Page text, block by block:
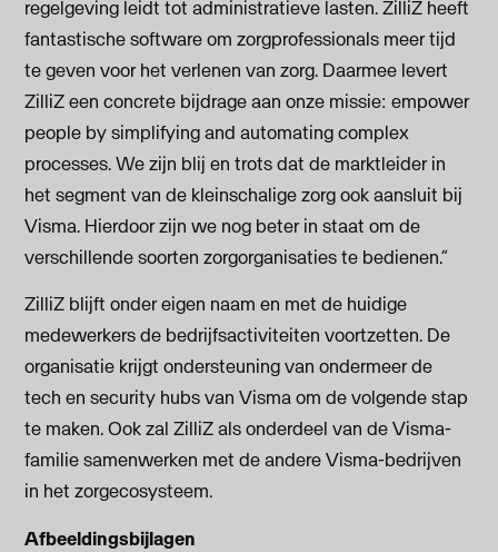
regelgeving leidt tot administratieve lasten. ZilliZ heeft
fantastische software om zorgprofessionals meer tijd
te geven voor het verlenen van zorg. Daarmee levert
ZilliZ een concrete bijdrage aan onze missie: empower
people by simplifying and automating complex
processes. We zijn blij en trots dat de marktleider in
het segment van de kleinschalige zorg ook aansluit bij
Visma. Hierdoor zijn we nog beter in staat om de
verschillende soorten zorgorganisaties te bedienen.”
ZilliZ blijft onder eigen naam en met de huidige
medewerkers de bedrijfsactiviteiten voortzetten. De
organisatie krijgt ondersteuning van ondermeer de
tech en security hubs van Visma om de volgende stap
te maken. Ook zal ZilliZ als onderdeel van de Visma-
familie samenwerken met de andere Visma-bedrijven
in het zorgecosysteem.
Afbeeldingsbijlagen